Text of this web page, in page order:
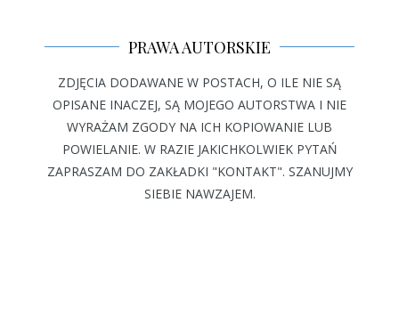
PRAWA AUTORSKIE
ZDJĘCIA DODAWANE W POSTACH, O ILE NIE SĄ
OPISANE INACZEJ, SĄ MOJEGO AUTORSTWA I NIE
WYRAŻAM ZGODY NA ICH KOPIOWANIE LUB
POWIELANIE. W RAZIE JAKICHKOLWIEK PYTAŃ
ZAPRASZAM DO ZAKŁADKI "KONTAKT". SZANUJMY
SIEBIE NAWZAJEM.